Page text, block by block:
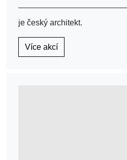
je český architekt.
Více akcí